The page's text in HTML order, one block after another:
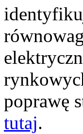
poprawę
tutaj.